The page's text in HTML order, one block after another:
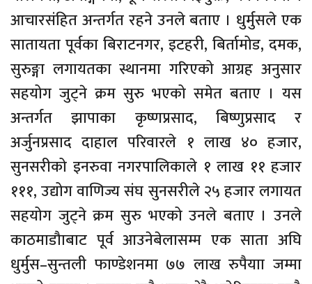
आचारसंहित अन्तर्गत रहने उनले बताए । धुर्मुसले एक
सातायता पूर्वका बिराटनगर, इटहरी, बिर्तामोड, दमक,
सुरुङ्गा लगायतका स्थानमा गरिएको आग्रह अनुसार
सहयोग जुट्ने क्रम सुरु भएको समेत बताए । यस
अन्तर्गत झापाका कृष्णप्रसाद, बिष्णुप्रसाद र
अर्जुनप्रसाद दाहाल परिवारले १ लाख ४० हजार,
सुनसरीको इनरुवा नगरपालिकाले १ लाख ११ हजार
१११, उद्योग वाणिज्य संघ सुनसरीले २५ हजार लगायत
सहयोग जुट्ने क्रम सुरु भएको उनले बताए । उनले
काठमाडौाबाट पूर्व आउनेबेलासम्म एक साता अघि
धुर्मुस–सुन्तली फाण्डेशनमा ७७ लाख रुपैयाा जम्मा